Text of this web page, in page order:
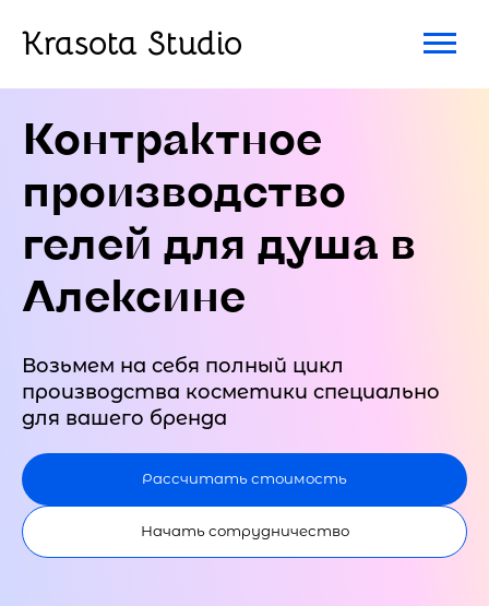
Krasota Studio
Контрактное
производство
гелей для душа в
Алексине
Возьмем на себя полный цикл
производства косметики специально
для вашего бренда
Рассчитать стоимость
Начать сотрудничество